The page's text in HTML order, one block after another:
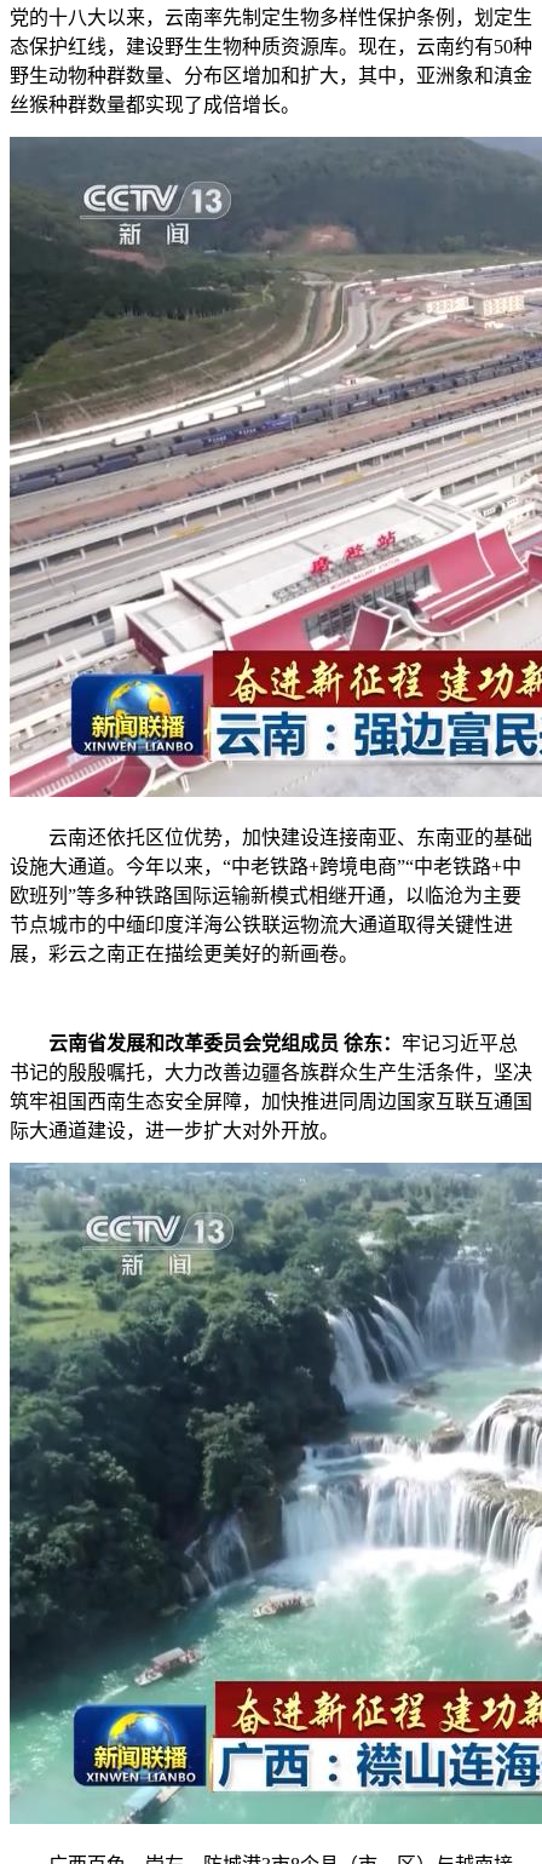
党的十八大以来，云南率先制定生物多样性保护条例，划定生
态保护红线，建设野生生物种质资源库。现在，云南约有50种
野生动物种群数量、分布区增加和扩大，其中，亚洲象和滇金
丝猴种群数量都实现了成倍增长。
云南还依托区位优势，加快建设连接南亚、东南亚的基础
设施大通道。今年以来，“中老铁路+跨境电商”“中老铁路+中
欧班列”等多种铁路国际运输新模式相继开通，以临沧为主要
节点城市的中缅印度洋海公铁联运物流大通道取得关键性进
展，彩云之南正在描绘更美好的新画卷。
云南省发展和改革委员会党组成员 徐东： 牢记习近平总
书记的殷殷嘱托，大力改善边疆各族群众生产生活条件，坚决
筑牢祖国西南生态安全屏障，加快推进同周边国家互联互通国
际大通道建设，进一步扩大对外开放。